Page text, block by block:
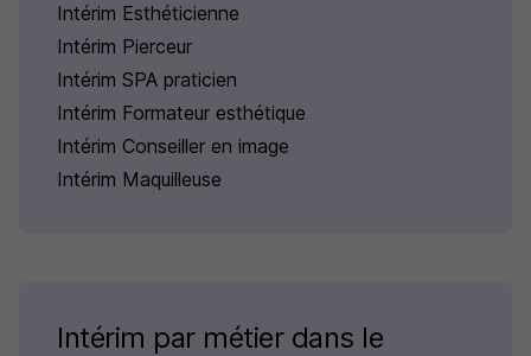
Intérim Esthéticienne
Intérim Pierceur
Intérim SPA praticien
Intérim Formateur esthétique
Intérim Conseiller en image
Intérim Maquilleuse
Intérim par métier dans le